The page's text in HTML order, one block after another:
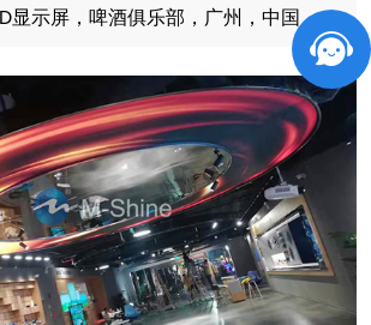
显示屏，啤酒俱乐部，广州，中国